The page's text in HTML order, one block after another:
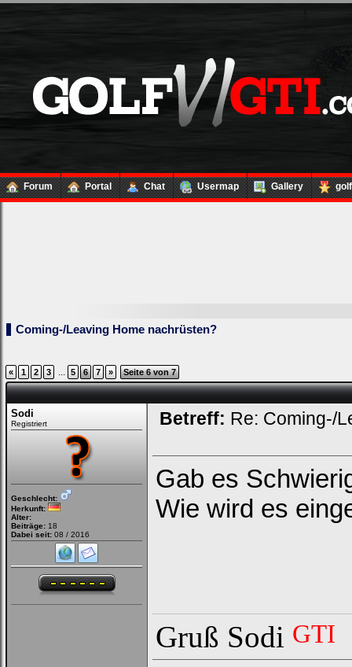
Forum Portal Chat Usermap Gallery
Coming-/Leaving Home nachrüsten?
« 1 2 3 ... 5 6 7 » Seite 6 von 7
Sodi
Registriert
Geschlecht:
Herkunft:
Alter:
Beiträge: 18
Dabei seit: 08 / 2016
Betreff: Re: Coming-/
Gab es
Wie wird es
Gruß Sodi GTI